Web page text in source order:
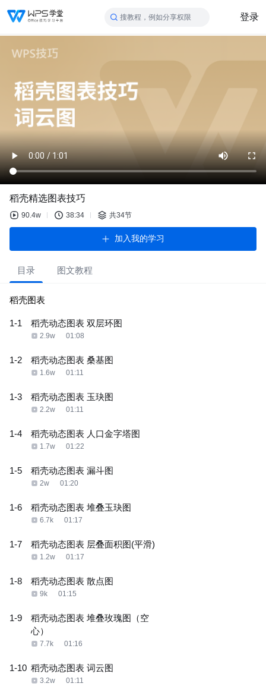
搜教程，例如分享权限 登录
稻壳精选图表技巧
90.4w 38:34 共34节
加入我的学习
目录 图文教程
稻壳图表
1-1 稻壳动态图表 双层环图
2.9w 01:08
1-2 稻壳动态图表 桑基图
1.6w 01:11
1-3 稻壳动态图表 玉玦图
2.2w 01:11
1-4 稻壳动态图表 人口金字塔图
1.7w 01:22
1-5 稻壳动态图表 漏斗图
2w 01:20
1-6 稻壳动态图表 堆叠玉玦图
6.7k 01:17
1-7 稻壳动态图表 层叠面积图(平滑)
1.2w 01:17
1-8 稻壳动态图表 散点图
9k 01:15
1-9
稻壳动态图表 堆叠玫瑰图（空
心）
7.7k 01:16
1-10 稻壳动态图表 词云图
3.2w 01:11